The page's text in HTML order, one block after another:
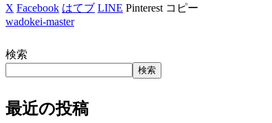
X Facebook はてブ LINE Pinterest コピー
wadokei-master
検索
検索
最近の投稿